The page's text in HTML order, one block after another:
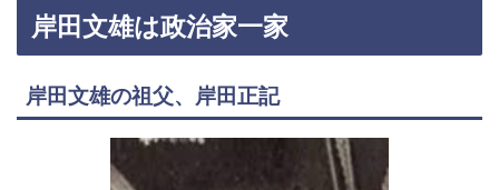
岸田文雄は政治家一家
岸田文雄の祖父、岸田正記